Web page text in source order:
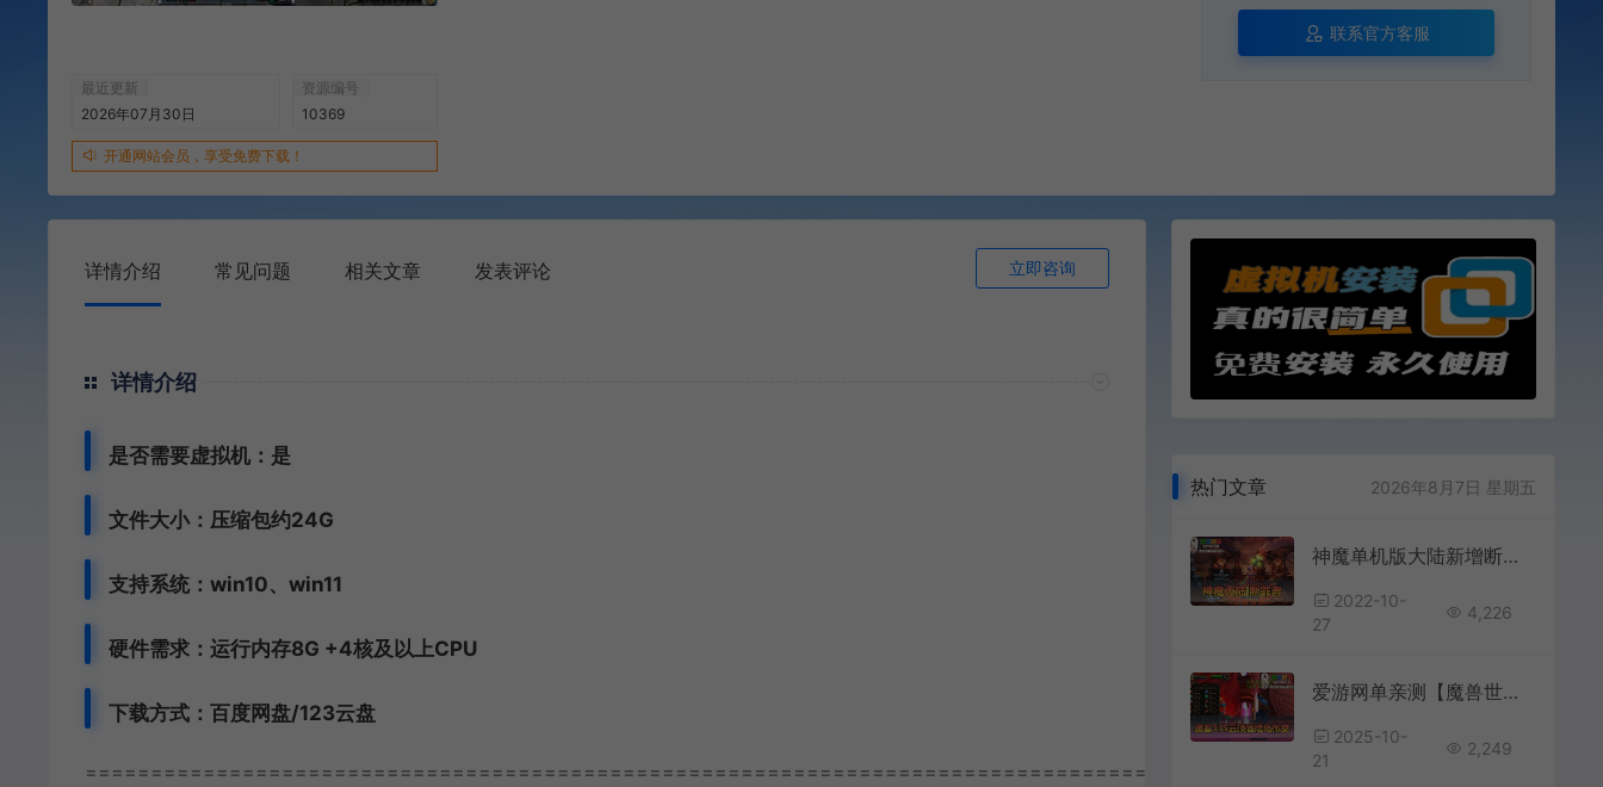
最近更新
2026年07月30日
资源编号
10369
开通网站会员，享受免费下载！
联系官方客服
详情介绍 常见问题 相关文章 发表评论 立即咨询
详情介绍
是否需要虚拟机：是
文件大小：压缩包约24G
支持系统：win10、win11
硬件需求：运行内存8G +4核及以上CPU
下载方式： 百度网盘/123云盘
===========================================================================================
热门文章 2026年8月7日 星期五
神魔单机版大陆新增断罪者职业完整任务商城无限叶子币网游单机版虚拟机一键端
2022-10-
27
4,226
爱游网单亲测【魔兽世界】单机版335云顶英雄冒险岛微变渐进版GM物品命令通用视频安装教学+外网文本教学
2025-10-
21
2,249